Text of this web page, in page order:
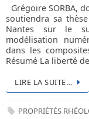
Grégoire SORBA,
soutiendra sa
Nantes sur le
modélisation
dans les
Résumé La liberté
LIRE LA SUITE…
PROPRIÉTÉS